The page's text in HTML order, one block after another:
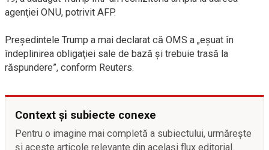
agenţiei ONU, potrivit AFP.
Preşedintele Trump a mai declarat că OMS a „eşuat în
îndeplinirea obligaţiei sale de bază şi trebuie trasă la
răspundere”, conform Reuters.
Context și subiecte conexe
Pentru o imagine mai completă a subiectului, urmărește
și aceste articole relevante din același flux editorial.